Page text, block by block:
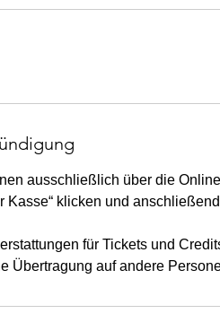
ausschließlich über die
Kasse“ klicken und
für Tickets und
Übertragung auf andere